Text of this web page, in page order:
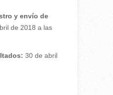
y envío de
de 2018 a las
30 de abril